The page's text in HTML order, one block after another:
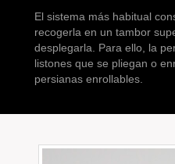
El sistema más habitual
recogerla en un tambor
desplegarla. Para ello, la
listones que se pliegan o
persianas enrollables.